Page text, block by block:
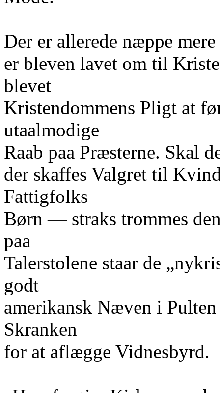
Der er allerede næppe
er bleven lavet om til
blevet
Kristendommens Pligt at
utaalmodige
Raab paa Præsterne. Skal
der skaffes Valgret til
Fattigfolks
Børn — straks trommes
paa
Talerstolene staar de
godt
amerikansk Næven i
Skranken
for at aflægge Vidnesbyrd.